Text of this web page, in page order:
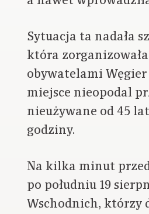
Sytuacja ta nadała
która
obywatelami
miejsce nieopodal
nieużywane od 45
godziny.
Na kilka minut
po południu 19
Wschodnich, którzy